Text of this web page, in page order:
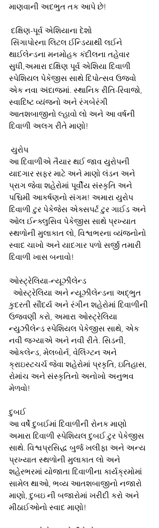
માણવાની અદભુત તક આપે છે!
દક્ષિણ-પૂર્વ એશિયાના દેશો
થાઈલેન્ડના મનમોહક કંદીલના તહેવાર
સુધી,અમારા દક્ષિણ પૂર્વ એશિયા દિવાળી
સ્પેશિયલ પેકેજીસ સાથે દિપોત્સવ ઉજવો
એક નવા અંદાજમાં. સ્થાનિક રીતિ-રિવાજો,
સ્વાદિષ્ટ વ્યંજનો અને રંગબેરંગી
આતશબાજીનો લ્હાવો લો અને આ વર્ષની
દિવાળી અલગ રીતે માણો!
યુરોપ
આ દિવાળીએ તૈયાર થઈ જાવ યુરોપની
યાદગાર સફર માટે અને માણો લંડન અને
પ્રાગ જેવા શહેરોમાં પૂર્વીય સંસ્કૃતિ અને
પશ્ચિમી આકર્ષણનો સંગમ! અમારા યુરોપ
દિવાળી ટુર પેકેજેસ એક્સપર્ટ ટુર ગાઈડ અને
ઓલ ઈન્ક્લુસિવ પેકેજીસ સાથે પ્રખ્યાત
સ્થળોની મુલાકાત લો, વિશ્વભરના વ્યંજનોનો
સ્વાદ ચાખો અને યાદગાર પળો સર્જી તમારી
દિવાળી ખાસ બનાવો!
ઓસ્ટ્રેલિયા-ન્યૂઝીલેન્ડ
કુદરતી સૌંદર્ય અને રંગીન શહેરોમાં દિવાળીની
ઉજવણી કરો, અમારા ઓસ્ટ્રેલિયા
ન્યુઝીલેન્ડ સ્પેશિયલ પેકેજીસ સાથે, એક
નવી જગ્યાએ અને નવી રીતે. સિડની,
ઓકલેન્ડ, મેલબોર્ન, વેલિંગ્ટન અને
ક્રાઇસ્ટચર્ચ જેવા શહેરોમાં પ્રકૃતિ, ઇતિહાસ,
રોમાંચ અને સંસ્કૃતિનો અનોખો અનુભવ
મેળવો!
દુબઈ
આ વર્ષે દુબઈમાં દિવાળીની રોનક માણો
અમારા દિવાળી સ્પેશિયલ દુબઈ ટુર પેકેજીસ
સાથે. વિશ્વપ્રસિદ્ધ બુર્જ ખલીફા અને અન્ય
પ્રખ્યાત સ્થળોની મુલાકાત લો અને
શહેરભરમાં યોજાતા દિવાળીના કાર્યક્રમોમાં
સામેલ થાઓ, ભવ્ય આતશબાજીનો નજારો
માણો, દુબઇ ની બજારોમાં ખરીદી કરો અને
મીઠાઈઓનો સ્વાદ માણો!